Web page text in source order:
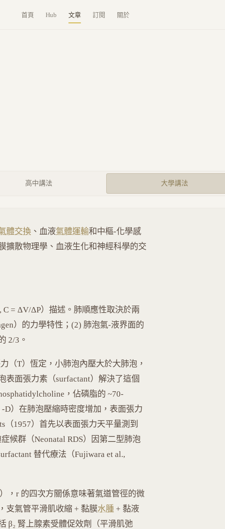
首頁 Hub 文章 訂閱 關於
高中講法 大學講法
體交換 、血液氣體運輸和中樞-化學感
擴散物理學、血液生化和神經科學的交
= ΔV/ΔP）描述。肺順應性取決於兩
）的力學特性；(2) 肺泡氣-液界面的
2/3。
（T）恆定，小肺泡內壓大於大肺泡，
面張力素（surfactant）解決了這個
，佔磷脂的 ~70-
-D）在肺泡壓縮時密度增加，表面張力
（1957）首先以表面張力天平量測到
候群（Neonatal RDS）因第二型肺泡
替代療法（Fujiwara et al.,
，r 的四次方關係意味著氣道管徑的微
支氣管平滑肌收縮 + 黏膜水腫 + 黏液
β₂ 腎上腺素受體促效劑（平滑肌弛